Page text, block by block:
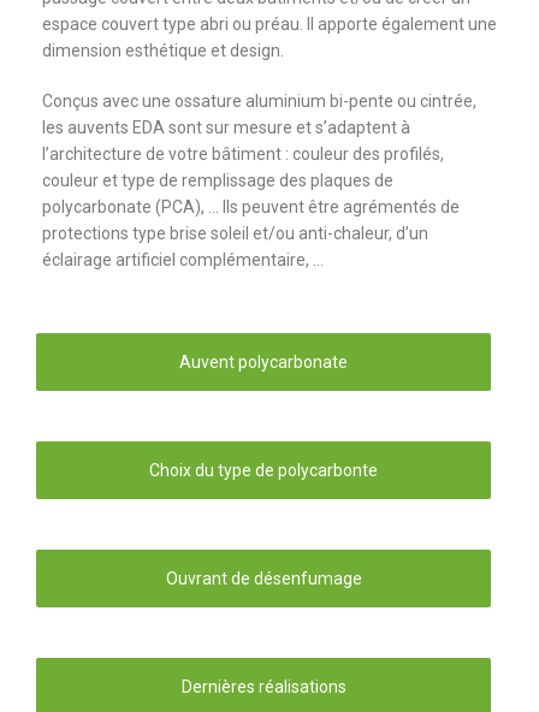
espace couvert type abri ou préau. Il apporte également une
dimension esthétique et design.
Conçus avec une ossature aluminium bi-pente ou cintrée,
les auvents EDA sont sur mesure et s’adaptent à
l’architecture de votre bâtiment : couleur des profilés,
couleur et type de remplissage des plaques de
polycarbonate (PCA), … Ils peuvent être agrémentés de
protections type brise soleil et/ou anti-chaleur, d’un
éclairage artificiel complémentaire, …
Auvent polycarbonate
Choix du type de polycarbonte
Ouvrant de désenfumage
Dernières réalisations